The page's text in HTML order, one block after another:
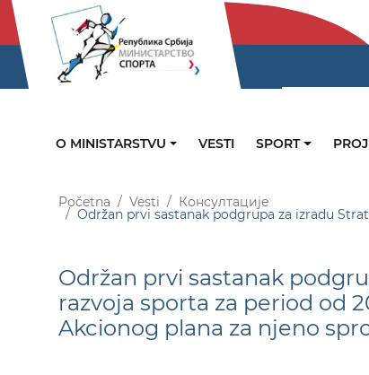
O MINISTARSTVU VESTI SPORT
Početna Vesti Консултације
Održan prvi sastanak podgrupa za izradu
Održan prvi sastanak
razvoja sporta za period od
Akcionog plana za njeno